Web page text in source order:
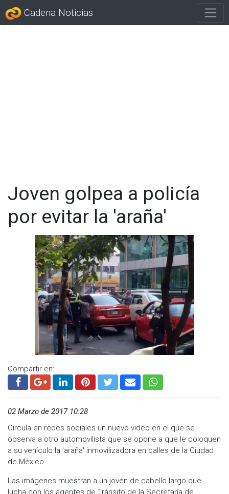
Cadena Noticias
Joven golpea a policía
por evitar la 'araña'
Compartir en:
02 Marzo de 2017 10:28
Circula en redes sociales un nuevo video en el que se
observa a otro automovilista que se opone a que le coloquen
a su vehículo la 'araña' inmovilizadora en calles de la Ciudad
de México.
Las imágenes muestran a un joven de cabello largo que
lucha con los agentes de Tránsito de la Secretaría de